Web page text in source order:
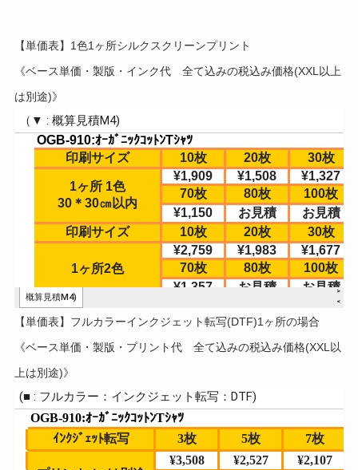
【単価表】1色1ヶ所シルクスクリーンプリント
《ベース単価・製版・インク代 全て込みの税込み価格(XXL以上
は別途)》
【単価表】フルカラーインクジェット転写(DTF)1ヶ所の場合
《ベース単価・製版・プリント代 全て込みの税込み価格(XXL以
上は別途)》